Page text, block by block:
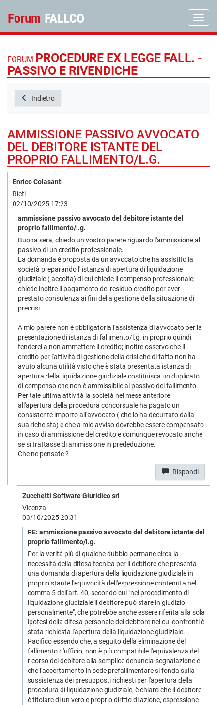
Forum FALLCO
FORUM PROCEDURE EX LEGGE FALL. -
PASSIVO E RIVENDICHE
Indietro
AMMISSIONE PASSIVO AVVOCATO
DEL DEBITORE ISTANTE DEL
PROPRIO FALLIMENTO/L.G.
Enrico Colasanti
Rieti
02/10/2025 17:23
ammissione passivo avvocato del debitore istante del
proprio fallimento/l.g.
Buona sera, chiedo un vostro parere riguardo l'ammissione al
passivo di un credito professionale.
La domanda è proposta da un avvocato che ha assistito la
società preparando l' istanza di apertura di liquidazione
giudiziale ( accolta) di cui chiede il compenso professionale;
chiede inoltre il pagamento del residuo credito per aver
prestato consulenza ai fini della gestione della situazione di
precrisi.
A mio parere non è obbligatoria l'assistenza di avvocato per la
presentazione di istanza di fallimento/l.g. in proprio quindi
tenderei a non ammettere il credito; inoltre osservo che il
credito per l'attività di gestione della crisi che di fatto non ha
avuto alcuna utilità visto che è stata presentata istanza di
apertura della liquidazione giudiziale costituisca un duplicato
di compenso che non è ammissibile al passivo del fallimento.
Per tale ultima attività la società nel mese anteriore
all'apertura della procedura concorsuale ha pagato un
consistente importo all'avvocato ( che lo ha decurtato dalla
sua richeista) e che a mio avviso dovrebbe essere compensato
in caso di ammissione del credito e comunque revocato anche
se si trattasse di ammissione in prededuzione.
Che ne pensate ?
Rispondi
Zucchetti Software Giuridico srl
Vicenza
03/10/2025 20:31
RE: ammissione passivo avvocato del debitore istante del
proprio fallimento/l.g.
Per la verità più di qualche dubbio permane circa la
necessità della difesa tecnica per il debitore che presenta
una domanda di apertura della liquidazione giudiziale in
proprio stante l'equivocità dell'espressione contenuta nel
comma 5 dell'art. 40, secondo cui "nel procedimento di
liquidazione giudiziale il debitore può stare in giudizio
personalmente", che potrebbe anche essere riferita alla sola
ipotesi della difesa personale del debitore nei cui confronti è
stata richiesta l'apertura della liquidazione giudiziale.
Pacifico essendo che, a seguito della eliminazione del
fallimento d'ufficio, non è più compatibile l'equivalenza del
ricorso del debitore alla semplice denuncia-segnalazione e
che l'accertamento in sede prefallimentare si fonda sulla
sussistenza dei presupposti richiesti per l'apertura della
procedura di liquidazione giudiziale, è chiaro che il debitore
è titolare di un vero e proprio diritto di azione, espressione